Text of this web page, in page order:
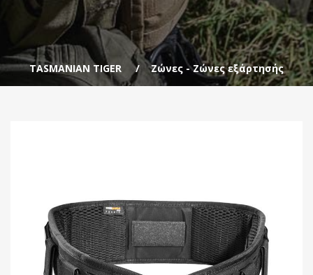
TASMANIAN TIGER Ζώνες - Ζώνες εξάρτησής